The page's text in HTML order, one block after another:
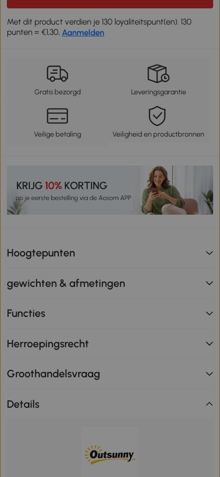
Met dit product verdien je 130 loyaliteitspunt(en). 130
punten = €1,30, Aanmelden
Gratis bezorgd Leveringsgarantie
Veilige betaling Veiligheid en productbronnen
Hoogtepunten
gewichten & afmetingen
Functies
Herroepingsrecht
Groothandelsvraag
Details